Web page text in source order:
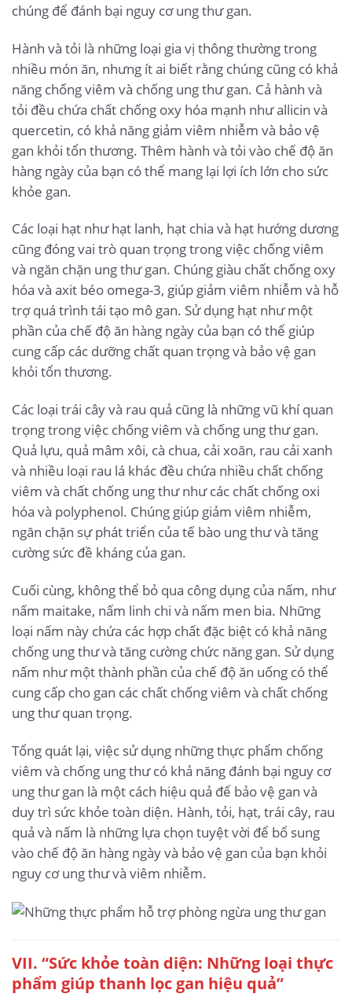
chúng để đánh bại nguy cơ ung thư gan.
Hành và tỏi là những loại gia vị thông thường trong
nhiều món ăn, nhưng ít ai biết rằng chúng cũng có khả
năng chống viêm và chống ung thư gan. Cả hành và
tỏi đều chứa chất chống oxy hóa mạnh như allicin và
quercetin, có khả năng giảm viêm nhiễm và bảo vệ
gan khỏi tổn thương. Thêm hành và tỏi vào chế độ ăn
hàng ngày của bạn có thể mang lại lợi ích lớn cho sức
khỏe gan.
Các loại hạt như hạt lanh, hạt chia và hạt hướng dương
cũng đóng vai trò quan trọng trong việc chống viêm
và ngăn chặn ung thư gan. Chúng giàu chất chống oxy
hóa và axit béo omega-3, giúp giảm viêm nhiễm và hỗ
trợ quá trình tái tạo mô gan. Sử dụng hạt như một
phần của chế độ ăn hàng ngày của bạn có thể giúp
cung cấp các dưỡng chất quan trọng và bảo vệ gan
khỏi tổn thương.
Các loại trái cây và rau quả cũng là những vũ khí quan
trọng trong việc chống viêm và chống ung thư gan.
Quả lựu, quả mâm xôi, cà chua, cải xoăn, rau cải xanh
và nhiều loại rau lá khác đều chứa nhiều chất chống
viêm và chất chống ung thư như các chất chống oxi
hóa và polyphenol. Chúng giúp giảm viêm nhiễm,
ngăn chặn sự phát triển của tế bào ung thư và tăng
cường sức đề kháng của gan.
Cuối cùng, không thể bỏ qua công dụng của nấm, như
nấm maitake, nấm linh chi và nấm men bia. Những
loại nấm này chứa các hợp chất đặc biệt có khả năng
chống ung thư và tăng cường chức năng gan. Sử dụng
nấm như một thành phần của chế độ ăn uống có thể
cung cấp cho gan các chất chống viêm và chất chống
ung thư quan trọng.
Tổng quát lại, việc sử dụng những thực phẩm chống
viêm và chống ung thư có khả năng đánh bại nguy cơ
ung thư gan là một cách hiệu quả để bảo vệ gan và
duy trì sức khỏe toàn diện. Hành, tỏi, hạt, trái cây, rau
quả và nấm là những lựa chọn tuyệt vời để bổ sung
vào chế độ ăn hàng ngày và bảo vệ gan của bạn khỏi
nguy cơ ung thư và viêm nhiễm.
VII. “Sức khỏe toàn diện: Những loại thực
phẩm giúp thanh lọc gan hiệu quả”